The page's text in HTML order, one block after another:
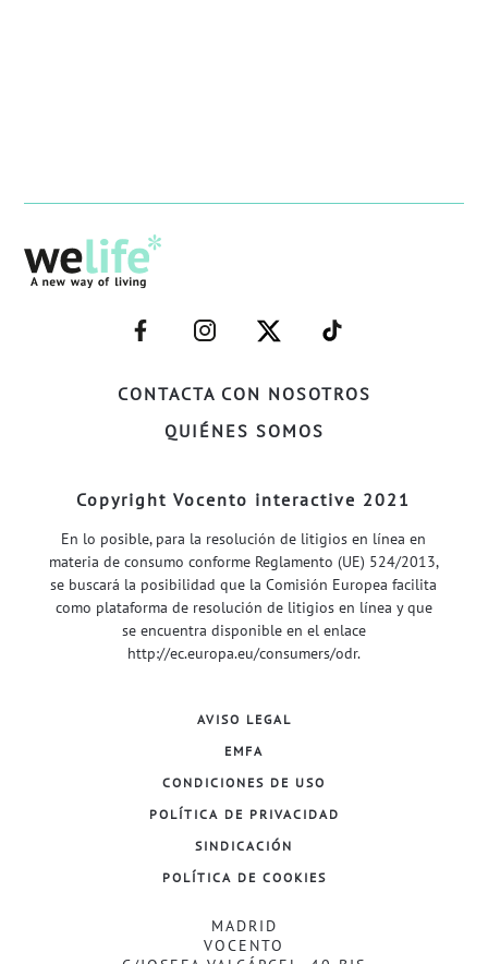
CONTACTA CON NOSOTROS
QUIÉNES SOMOS
–
FACEBOOK–
–
INSTAGRAM–
–
TWITTER–
–
WELIFE–
Copyright Vocento interactive 2021
En lo posible, para la resolución de litigios en línea en
materia de consumo conforme Reglamento (UE) 524/2013,
se buscará la posibilidad que la Comisión Europea facilita
como plataforma de resolución de litigios en línea y que
se encuentra disponible en el enlace
http://ec.europa.eu/consumers/odr.
AVISO LEGAL
EMFA
CONDICIONES DE USO
POLÍTICA DE PRIVACIDAD
SINDICACIÓN
POLÍTICA DE COOKIES
MADRID
VOCENTO